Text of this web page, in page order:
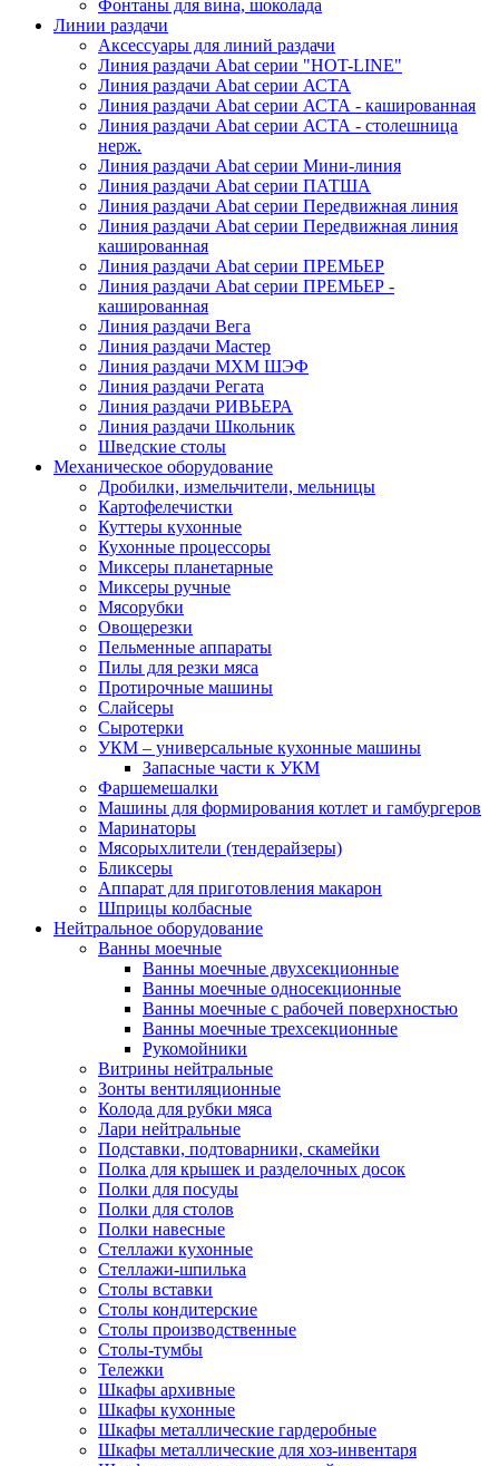
Фонтаны для вина, шоколада
Линии раздачи
Аксессуары для линий раздачи
Линия раздачи Abat серии "HOT-LINE"
Линия раздачи Abat серии АСТА
Линия раздачи Abat серии АСТА - кашированная
Линия раздачи Abat серии АСТА - столешница
нерж.
Линия раздачи Abat серии Мини-линия
Линия раздачи Abat серии ПАТША
Линия раздачи Abat серии Передвижная линия
Линия раздачи Abat серии Передвижная линия
кашированная
Линия раздачи Abat серии ПРЕМЬЕР
Линия раздачи Abat серии ПРЕМЬЕР -
кашированная
Линия раздачи Вега
Линия раздачи Мастер
Линия раздачи МХМ ШЭФ
Линия раздачи Регата
Линия раздачи РИВЬЕРА
Линия раздачи Школьник
Шведские столы
Механическое оборудование
Дробилки, измельчители, мельницы
Картофелечистки
Куттеры кухонные
Кухонные процессоры
Миксеры планетарные
Миксеры ручные
Мясорубки
Овощерезки
Пельменные аппараты
Пилы для резки мяса
Протирочные машины
Слайсеры
Сыротерки
УКМ – универсальные кухонные машины
Запасные части к УКМ
Фаршемешалки
Машины для формирования котлет и гамбургеров
Маринаторы
Мясорыхлители (тендерайзеры)
Бликсеры
Аппарат для приготовления макарон
Шприцы колбасные
Нейтральное оборудование
Ванны моечные
Ванны моечные двухсекционные
Ванны моечные односекционные
Ванны моечные с рабочей поверхностью
Ванны моечные трехсекционные
Рукомойники
Витрины нейтральные
Зонты вентиляционные
Колода для рубки мяса
Лари нейтральные
Подставки, подтоварники, скамейки
Полка для крышек и разделочных досок
Полки для посуды
Полки для столов
Полки навесные
Стеллажи кухонные
Стеллажи-шпилька
Столы вставки
Столы кондитерские
Столы производственные
Столы-тумбы
Тележки
Шкафы архивные
Шкафы кухонные
Шкафы металлические гардеробные
Шкафы металлические для хоз-инвентаря